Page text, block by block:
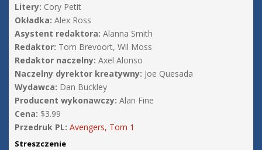
Litery: Cory Petit
Okładka: Alex Ross
Asystent redaktora: Alanna Smith
Redaktor: Tom Brevoort, Wil Moss
Redaktor naczelny: Axel Alonso
Naczelny dyrektor kreatywny: Joe Quesada
Wydawca: Dan Buckley
Producent wykonawczy: Alan Fine
Cena: $3.99
Przedruk PL: Avengers, Tom 1
Streszczenie